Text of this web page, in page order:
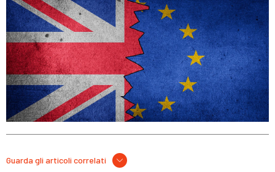
Guarda gli articoli correlati